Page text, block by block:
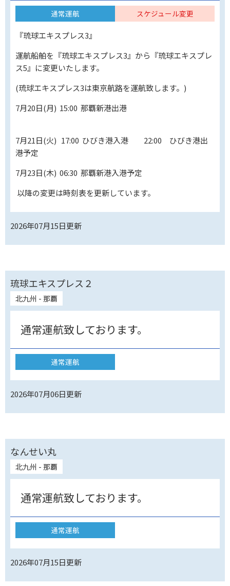
通常運航 スケジュール変更
『琉球エキスプレス3』
運航船舶を『琉球エキスプレス3』から『琉球エキスプレ
ス5』に変更いたします。
(琉球エキスプレス3は東京航路を運航致します。)
7月20日(月) 15:00 那覇新港出港
7月21日(火) 17:00 ひびき港入港 22:00 ひびき港出
港予定
7月23日(木) 06:30 那覇新港入港予定
以降の変更は時刻表を更新しています。
2026年07月15日更新
琉球エキスプレス２
北九州 - 那覇
通常運航致しております。
通常運航
2026年07月06日更新
なんせい丸
北九州 - 那覇
通常運航致しております。
通常運航
2026年07月15日更新